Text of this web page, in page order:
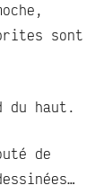
sont
du haut.
de